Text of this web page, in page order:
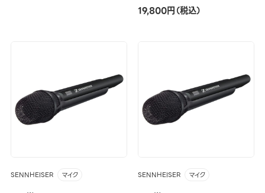
19,800円（税込）
SENNHEISER マイク SENNHEISER マイク